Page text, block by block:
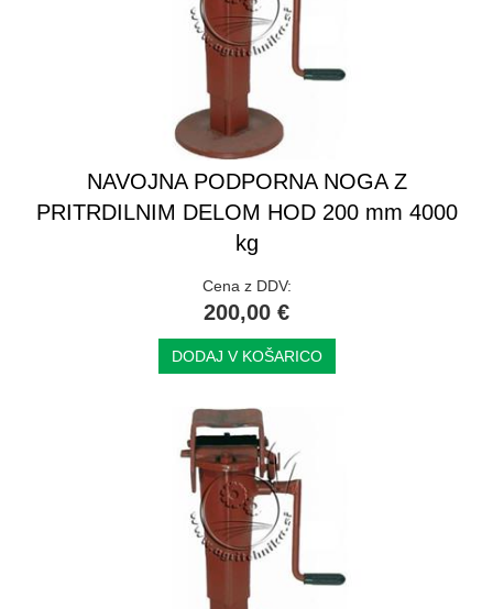
NAVOJNA PODPORNA NOGA Z
PRITRDILNIM DELOM HOD 200 mm 4000
kg
Cena z DDV:
200,00 €
DODAJ V KOŠARICO